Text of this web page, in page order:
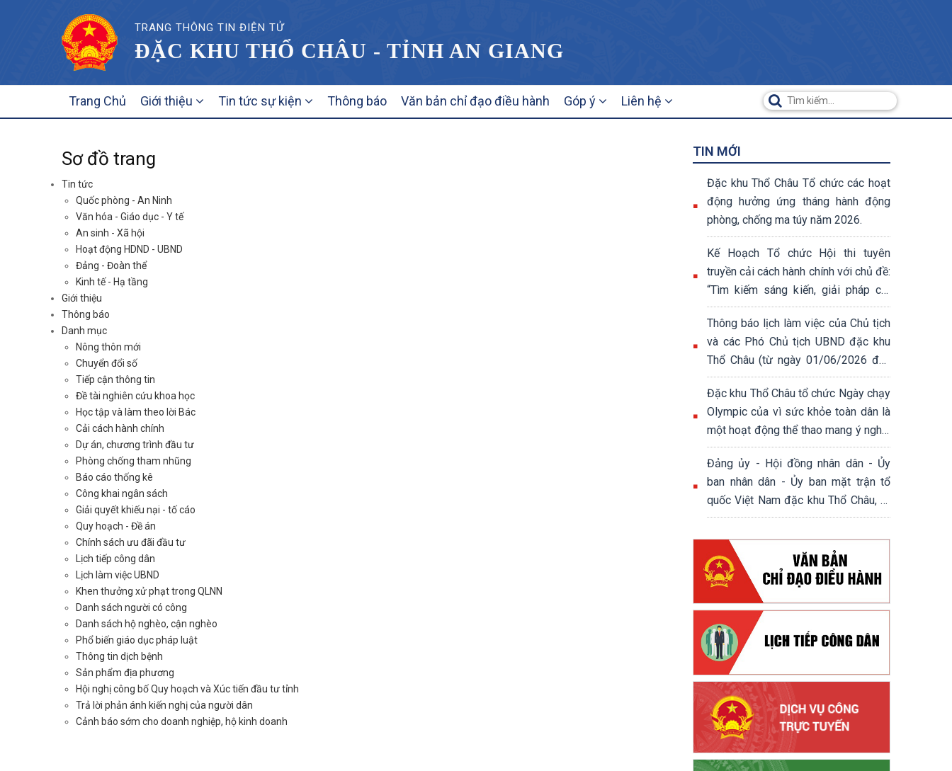
TRANG THÔNG TIN ĐIỆN TỬ
ĐẶC KHU THỔ CHÂU - TỈNH AN GIANG
NAVIGATION
Trang Chủ Giới thiệu Tin tức sự kiện Thông báo Văn bản chỉ đạo điều hành Góp ý Liên hệ
Sơ đồ trang
Tin tức
Quốc phòng - An Ninh
Văn hóa - Giáo dục - Y tế
An sinh - Xã hội
Hoạt động HDND - UBND
Đảng - Đoàn thể
Kinh tế - Hạ tầng
Giới thiệu
Thông báo
Danh mục
Nông thôn mới
Chuyển đổi số
Tiếp cận thông tin
Đề tài nghiên cứu khoa học
Học tập và làm theo lời Bác
Cải cách hành chính
Dự án, chương trình đầu tư
Phòng chống tham nhũng
Báo cáo thống kê
Công khai ngân sách
Giải quyết khiếu nại - tố cáo
Quy hoạch - Đề án
Chính sách ưu đãi đầu tư
Lịch tiếp công dân
Lịch làm việc UBND
Khen thưởng xử phạt trong QLNN
Danh sách người có công
Danh sách hộ nghèo, cận nghèo
Phổ biến giáo dục pháp luật
Thông tin dịch bệnh
Sản phẩm địa phương
Hội nghị công bố Quy hoạch và Xúc tiến đầu tư tỉnh
Trả lời phản ánh kiến nghị của người dân
Cảnh báo sớm cho doanh nghiệp, hộ kinh doanh
TIN MỚI
Đặc khu Thổ Châu Tổ chức các hoạt
động hưởng ứng tháng hành động
phòng, chống ma túy năm 2026.
Kế Hoạch Tổ chức Hội thi tuyên
truyền cải cách hành chính với chủ đề:
“Tìm kiếm sáng kiến, giải pháp cải
cách hành chính cấp tỉnh năm 2026
Thông báo lịch làm việc của Chủ tịch
và các Phó Chủ tịch UBND đặc khu
Thổ Châu (từ ngày 01/06/2026 đến
ngày 05/06/2026)
Đặc khu Thổ Châu tổ chức Ngày chạy
Olympic của vì sức khỏe toàn dân là
một hoạt động thể thao mang ý nghĩa
thiết thực, góp phần nâng cao nhận
thức của người dân về việc rèn luyện
thân thể, xây dựng lối sống lành
mạnh.
Đảng ủy - Hội đồng nhân dân - Ủy
ban nhân dân - Ủy ban mặt trận tổ
quốc Việt Nam đặc khu Thổ Châu, tổ
chức Họp mặt ngày 8/3 ngày Quốc tế
phụ nữ.